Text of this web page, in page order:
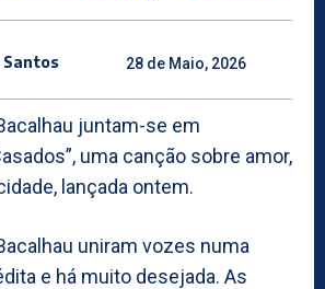
28 de Maio, 2026
juntam-se em
uma canção sobre amor,
lançada ontem.
uniram vozes numa
e há muito desejada. As